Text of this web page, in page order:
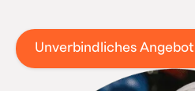
Unverbindliches